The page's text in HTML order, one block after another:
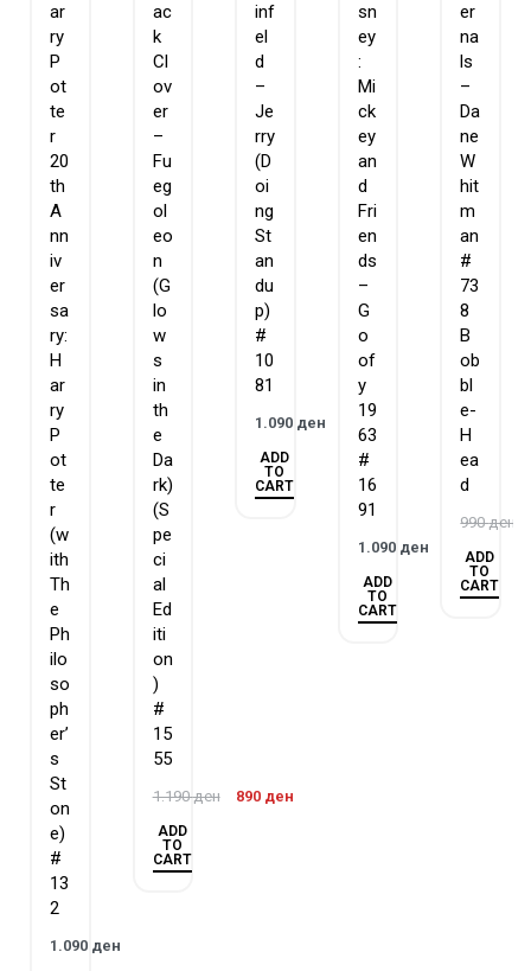
ar
ry
P
ot
te
r
20
th
A
nn
iv
er
sa
ry:
H
ar
ry
P
ot
te
r
(w
ith
Th
e
Ph
ilo
so
ph
er’
s
St
on
e)
#
13
2
1.090 ден
ac
k
Cl
ov
er
–
Fu
eg
ol
eo
n
(G
lo
w
s
in
th
e
Da
rk)
(S
pe
ci
al
Ed
iti
on
)
#
15
55
1.190ден 890 ден
ADD
TO
CART
inf
el
d
–
Je
rry
(D
oi
ng
St
an
du
p)
#
10
81
1.090 ден
ADD
TO
CART
sn
ey
:
Mi
ck
ey
an
d
Fri
en
ds
–
G
o
of
y
19
63
#
16
91
1.090 ден
ADD
TO
CART
er
na
ls
–
Da
ne
W
hit
m
an
#
73
8
B
ob
bl
e-
H
ea
d
990ден
ADD
TO
CART